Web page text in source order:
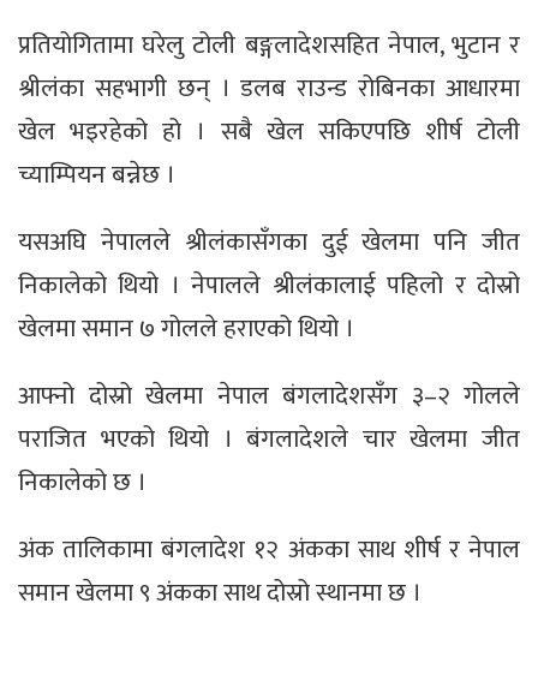
प्रतियोगितामा घरेलु टोली बङ्गलादेशसहित नेपाल, भुटान र
श्रीलंका सहभागी छन् । डलब राउन्ड रोबिनका आधारमा
खेल भइरहेको हो । सबै खेल सकिएपछि शीर्ष टोली
च्याम्पियन बन्नेछ ।
यसअघि नेपालले श्रीलंकासँगका दुई खेलमा पनि जीत
निकालेको थियो । नेपालले श्रीलंकालाई पहिलो र दोस्रो
खेलमा समान ७ गोलले हराएको थियो ।
आफ्नो दोस्रो खेलमा नेपाल बंगलादेशसँग ३–२ गोलले
पराजित भएको थियो । बंगलादेशले चार खेलमा जीत
निकालेको छ ।
अंक तालिकामा बंगलादेश १२ अंकका साथ शीर्ष र नेपाल
समान खेलमा ९ अंकका साथ दोस्रो स्थानमा छ ।